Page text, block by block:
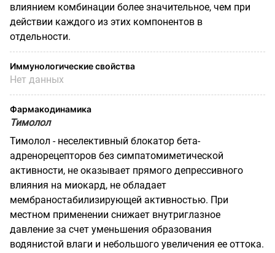
влиянием комбинации более значительное, чем при
действии каждого из этих компонентов в
отдельности.
Иммунологические свойства
Нет данных
Фармакодинамика
Тимолол
Тимолол - неселективный блокатор бета-
адренорецепторов без симпатомиметической
активности, не оказывает прямого депрессивного
влияния на миокард, не обладает
мембраностабилизирующей активностью. При
местном применении снижает внутриглазное
давление за счет уменьшения образования
водянистой влаги и небольшого увеличения ее оттока.